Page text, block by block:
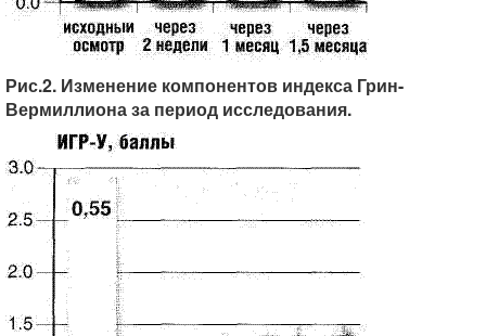
Рис.2. Изменение компонентов индекса Грин-
Вермиллиона за период исследования.